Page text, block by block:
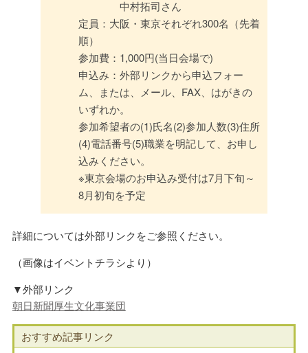
中村拓司さん
定員：大阪・東京それぞれ300名（先着
順）
参加費：1,000円(当日会場で)
申込み：外部リンクから申込フォー
ム、または、メール、FAX、はがきの
いずれか。
参加希望者の(1)氏名(2)参加人数(3)住所
(4)電話番号(5)職業を明記して、お申し
込みください。
※東京会場のお申込み受付は7月下旬～
8月初旬を予定
詳細については外部リンクをご参照ください。
（画像はイベントチラシより）
▼外部リンク
朝日新聞厚生文化事業団
おすすめ記事リンク